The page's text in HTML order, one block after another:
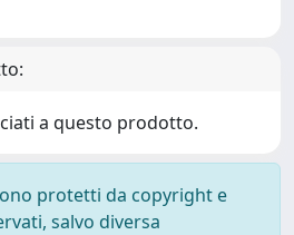
a questo prodotto.
protetti da copyright e
salvo diversa